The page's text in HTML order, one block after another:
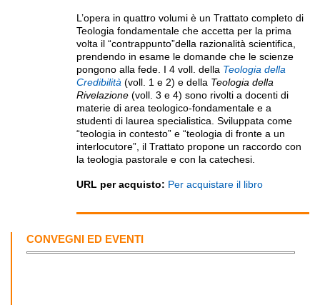
L’opera in quattro volumi è un Trattato completo di
Teologia fondamentale che accetta per la prima
volta il “contrappunto”della razionalità scientifica,
prendendo in esame le domande che le scienze
pongono alla fede. I 4 voll. della Teologia della
Credibilità (voll. 1 e 2) e della Teologia della
Rivelazione(voll. 3 e 4) sono rivolti a docenti di
materie di area teologico-fondamentale e a
studenti di laurea specialistica. Sviluppata come
“teologia in contesto” e “teologia di fronte a un
interlocutore”, il Trattato propone un raccordo con
la teologia pastorale e con la catechesi.
URL per acquisto: Per acquistare il libro
CONVEGNI ED EVENTI